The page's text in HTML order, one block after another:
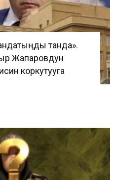
танда».
Жапаровдун
коркутууга